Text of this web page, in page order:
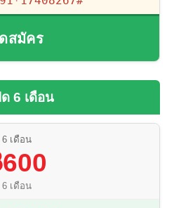
สมัคร
6 เดือน
6 เดือน
6 เดือน